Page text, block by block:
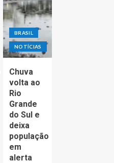
BRASIL
NOTÍCIAS
Chuva
volta ao
Rio
Grande
do Sul e
deixa
população
em
alerta